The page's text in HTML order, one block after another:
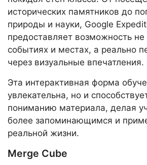
исторических памятников до
природы и науки, Google
предоставляет возможность не
событиях и местах, а реально
через визуальные впечатления.
Эта интерактивная форма
увлекательна, но и
пониманию материала, делая
более запоминающимся и
реальной жизни.
Merge Cube